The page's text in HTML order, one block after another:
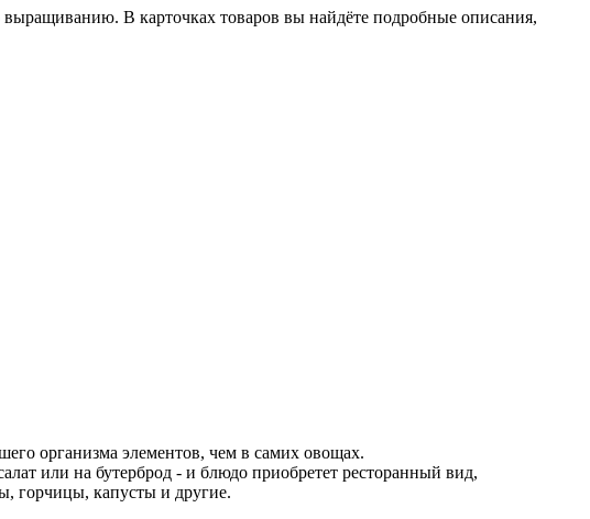
выращиванию. В карточках товаров вы найдёте подробные описания,
организма элементов, чем в самих овощах.
или на бутерброд - и блюдо приобретет ресторанный вид,
горчицы, капусты и другие.